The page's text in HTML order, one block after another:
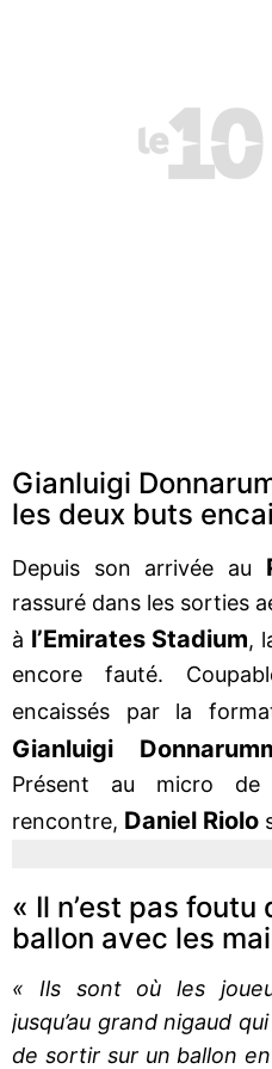
Gianluigi
les deux buts
Depuis son arrivée au
rassuré dans les sorties
à l’Emirates Stadium,
encore fauté.
encaissés par la
Gianluigi
Présent au micro
rencontre, Daniel Riolo
« Il n’est pas foutu
ballon avec les
« Ils sont où les
jusqu’au grand nigaud
de sortir sur un ballon